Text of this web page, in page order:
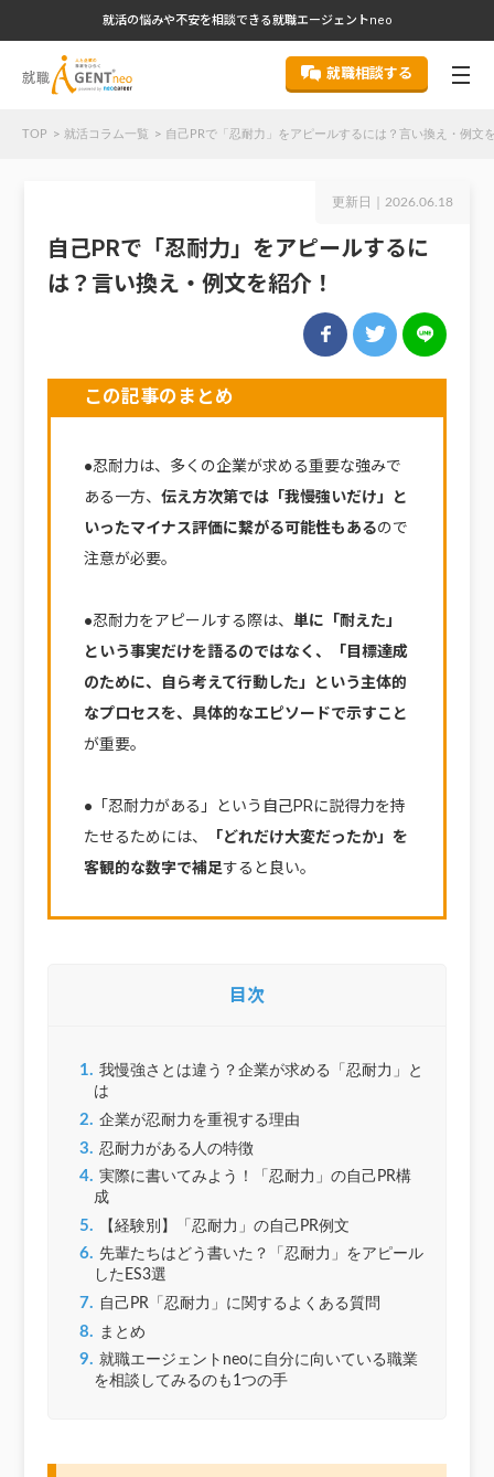
就活の悩みや不安を相談できる就職エージェントneo
就職相談する
TOP 就活コラム一覧 自己PRで「忍耐力」をアピールするには？言い換え・例文
更新日｜ 2026.06.18
自己PRで「忍耐力」をアピールするに
は？言い換え・例文を紹介！
この記事のまとめ
●忍耐力は、多くの企業が求める重要な強みで
ある一方、 伝え方次第では「我慢強いだけ」と
いったマイナス評価に繋がる可能性もあるので
注意が必要。
●忍耐力をアピールする際は、 単に「耐えた」
という事実だけを語るのではなく、「目標達成
のために、自ら考えて行動した」という主体的
なプロセスを、具体的なエピソードで示すこと
が重要。
●「忍耐力がある」という自己PRに説得力を持
たせるためには、
「どれだけ大変だったか」を
客観的な数字で補足すると良い。
目次
1. 我慢強さとは違う？企業が求める「忍耐力」と
は
2. 企業が忍耐力を重視する理由
3. 忍耐力がある人の特徴
4. 実際に書いてみよう！「忍耐力」の自己PR構
成
5. 【経験別】「忍耐力」の自己PR例文
6. 先輩たちはどう書いた？「忍耐力」をアピール
したES3選
7. 自己PR「忍耐力」に関するよくある質問
8. まとめ
9. 就職エージェントneoに自分に向いている職業
を相談してみるのも1つの手